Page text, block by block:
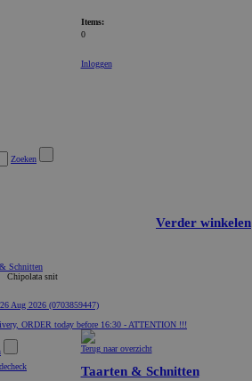
Items:
0
Inloggen
Zoeken
Verder winkelen
Schnitten
Chipolata snit
Aug 2026 (0703859447)
ORDER today before 16:30 - ATTENTION !!!
Terug naar overzicht
Taarten & Schnitten